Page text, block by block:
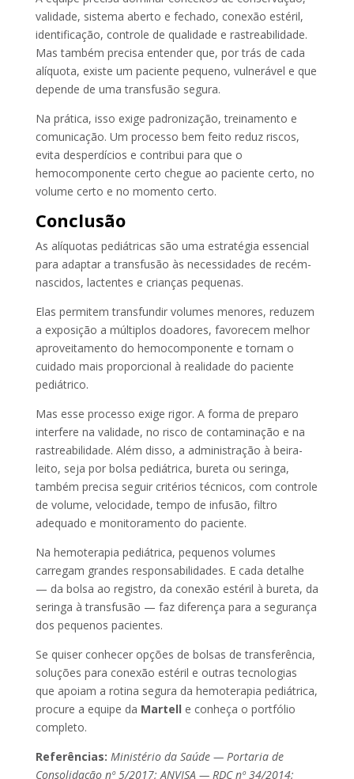
validade, sistema aberto e fechado, conexão estéril,
identificação, controle de qualidade e rastreabilidade.
Mas também precisa entender que, por trás de cada
alíquota, existe um paciente pequeno, vulnerável e que
depende de uma transfusão segura.
Na prática, isso exige padronização, treinamento e
comunicação. Um processo bem feito reduz riscos,
evita desperdícios e contribui para que o
hemocomponente certo chegue ao paciente certo, no
volume certo e no momento certo.
Conclusão
As alíquotas pediátricas são uma estratégia essencial
para adaptar a transfusão às necessidades de recém-
nascidos, lactentes e crianças pequenas.
Elas permitem transfundir volumes menores, reduzem
a exposição a múltiplos doadores, favorecem melhor
aproveitamento do hemocomponente e tornam o
cuidado mais proporcional à realidade do paciente
pediátrico.
Mas esse processo exige rigor. A forma de preparo
interfere na validade, no risco de contaminação e na
rastreabilidade. Além disso, a administração à beira-
leito, seja por bolsa pediátrica, bureta ou seringa,
também precisa seguir critérios técnicos, com controle
de volume, velocidade, tempo de infusão, filtro
adequado e monitoramento do paciente.
Na hemoterapia pediátrica, pequenos volumes
carregam grandes responsabilidades. E cada detalhe
— da bolsa ao registro, da conexão estéril à bureta, da
seringa à transfusão — faz diferença para a segurança
dos pequenos pacientes.
Se quiser conhecer opções de bolsas de transferência,
soluções para conexão estéril e outras tecnologias
que apoiam a rotina segura da hemoterapia pediátrica,
procure a equipe da Martell e conheça o portfólio
completo.
Referências: Ministério da Saúde — Portaria de
Consolidação nº 5/2017; ANVISA — RDC nº 34/2014;